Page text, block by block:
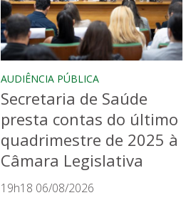
AUDIÊNCIA PÚBLICA
Secretaria de Saúde
presta contas do último
quadrimestre de 2025 à
Câmara Legislativa
19h18 06/08/2026